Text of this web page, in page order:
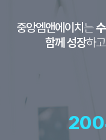
중앙엠앤에이치는
함께 성장하